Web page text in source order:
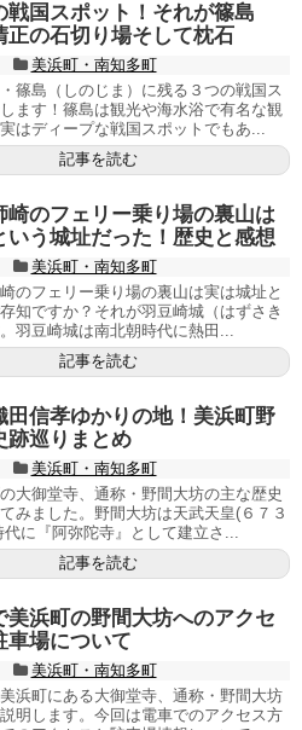
戦国スポット！それが篠島
正の石切り場そして枕石
美浜町・南知多町
篠島（しのじま）に残る３つの戦国ス
ます！篠島は観光や海水浴で有名な観
はディープな戦国スポットでもあ...
記事を読む
崎のフェリー乗り場の裏山は
いう城址だった！歴史と感想
美浜町・南知多町
のフェリー乗り場の裏山は実は城址と
知ですか？それが羽豆崎城（はずさき
羽豆崎城は南北朝時代に熱田...
記事を読む
田信孝ゆかりの地！美浜町野
跡巡りまとめ
美浜町・南知多町
大御堂寺、通称・野間大坊の主な歴史
みました。野間大坊は天武天皇(６７３
代に『阿弥陀寺』として建立さ...
記事を読む
美浜町の野間大坊へのアクセ
車場について
美浜町・南知多町
浜町にある大御堂寺、通称・野間大坊
明します。今回は電車でのアクセス方